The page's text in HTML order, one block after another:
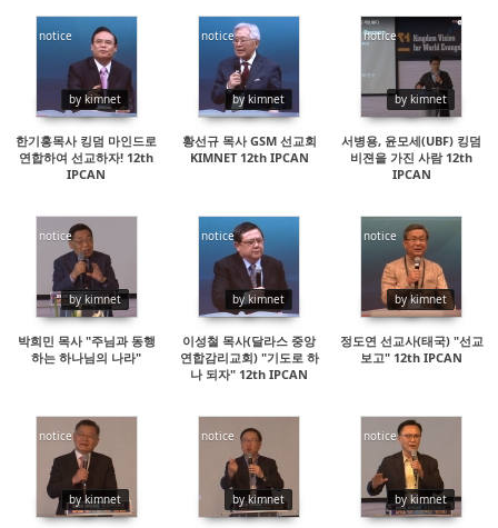
notice
by kimnet
15064
한기홍목사 킹덤 마인드로
연합하여 선교하자! 12th
IPCAN
notice
by kimnet
15761
황선규 목사 GSM 선교회
KIMNET 12th IPCAN
notice
by kimnet
15211
서병용, 윤모세(UBF) 킹덤
비젼을 가진 사람 12th
IPCAN
notice
by kimnet
14880
박희민 목사 "주님과 동행
하는 하나님의 나라"
notice
by kimnet
14708
이성철 목사(달라스 중앙
연합감리교회) "기도로 하
나 되자" 12th IPCAN
notice
by kimnet
63141
정도연 선교사(태국) "선교
보고" 12th IPCAN
notice
by kimnet
14273
notice
by kimnet
14700
notice
by kimnet
14508